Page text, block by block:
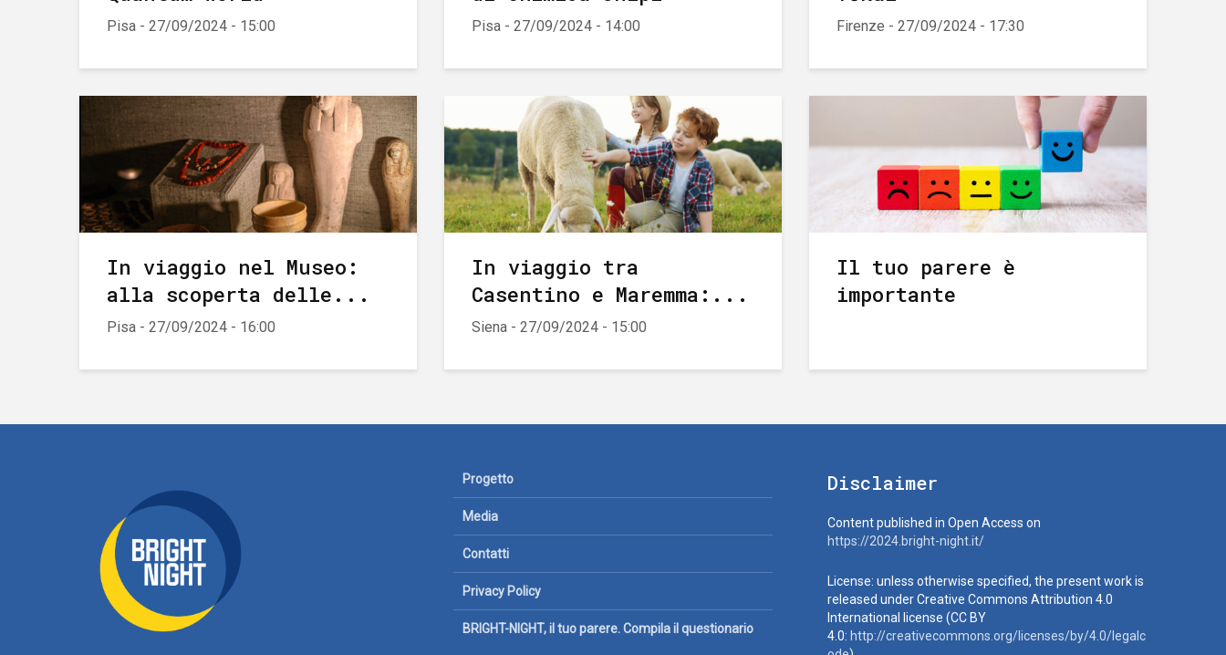
Pisa - 27/09/2024 - 15:00 Pisa - 27/09/2024 - 14:00 Firenze - 27/09/2024 - 17:30
In viaggio nel Museo:
alla scoperta delle...
Pisa - 27/09/2024 - 16:00
In viaggio tra
Casentino e Maremma:...
Siena - 27/09/2024 - 15:00
Il tuo parere è
importante
Progetto
Media
Contatti
Privacy Policy
BRIGHT-NIGHT, il tuo parere. Compila il questionario
Disclaimer
Content published in Open Access on
https://2024.bright-night.it/
License: unless otherwise specified, the present work is
released under Creative Commons Attribution 4.0
International license (CC BY
4.0: http://creativecommons.org/licenses/by/4.0/legalc